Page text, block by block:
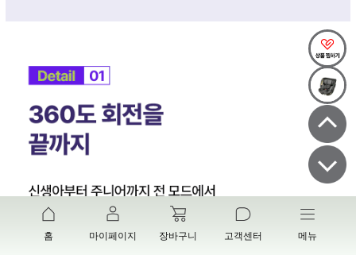
홈 마이페이지 장바구니 고객센터 메뉴